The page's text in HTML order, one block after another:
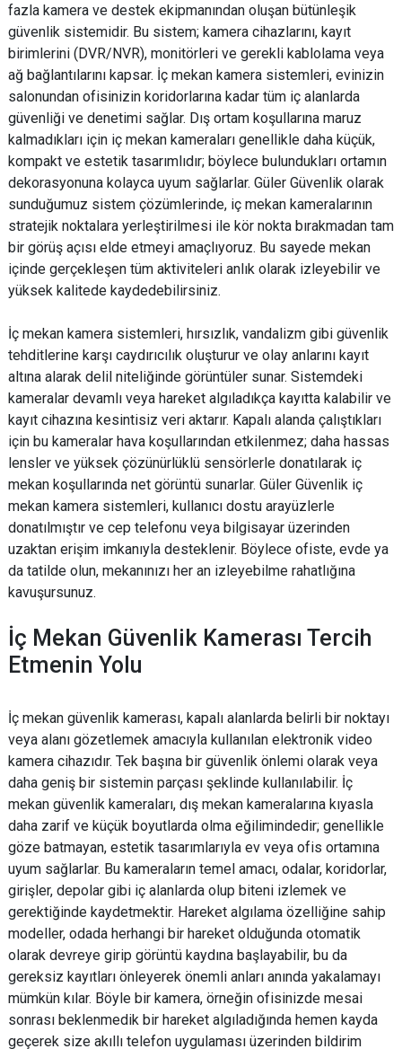
fazla kamera ve destek ekipmanından oluşan bütünleşik
güvenlik sistemidir. Bu sistem; kamera cihazlarını, kayıt
birimlerini (DVR/NVR), monitörleri ve gerekli kablolama veya
ağ bağlantılarını kapsar. İç mekan kamera sistemleri, evinizin
salonundan ofisinizin koridorlarına kadar tüm iç alanlarda
güvenliği ve denetimi sağlar. Dış ortam koşullarına maruz
kalmadıkları için iç mekan kameraları genellikle daha küçük,
kompakt ve estetik tasarımlıdır; böylece bulundukları ortamın
dekorasyonuna kolayca uyum sağlarlar. Güler Güvenlik olarak
sunduğumuz sistem çözümlerinde, iç mekan kameralarının
stratejik noktalara yerleştirilmesi ile kör nokta bırakmadan tam
bir görüş açısı elde etmeyi amaçlıyoruz. Bu sayede mekan
içinde gerçekleşen tüm aktiviteleri anlık olarak izleyebilir ve
yüksek kalitede kaydedebilirsiniz.
İç mekan kamera sistemleri, hırsızlık, vandalizm gibi güvenlik
tehditlerine karşı caydırıcılık oluşturur ve olay anlarını kayıt
altına alarak delil niteliğinde görüntüler sunar. Sistemdeki
kameralar devamlı veya hareket algıladıkça kayıtta kalabilir ve
kayıt cihazına kesintisiz veri aktarır. Kapalı alanda çalıştıkları
için bu kameralar hava koşullarından etkilenmez; daha hassas
lensler ve yüksek çözünürlüklü sensörlerle donatılarak iç
mekan koşullarında net görüntü sunarlar. Güler Güvenlik iç
mekan kamera sistemleri, kullanıcı dostu arayüzlerle
donatılmıştır ve cep telefonu veya bilgisayar üzerinden
uzaktan erişim imkanıyla desteklenir. Böylece ofiste, evde ya
da tatilde olun, mekanınızı her an izleyebilme rahatlığına
kavuşursunuz.
İç Mekan Güvenlik Kamerası Tercih
Etmenin Yolu
İç mekan güvenlik kamerası, kapalı alanlarda belirli bir noktayı
veya alanı gözetlemek amacıyla kullanılan elektronik video
kamera cihazıdır. Tek başına bir güvenlik önlemi olarak veya
daha geniş bir sistemin parçası şeklinde kullanılabilir. İç
mekan güvenlik kameraları, dış mekan kameralarına kıyasla
daha zarif ve küçük boyutlarda olma eğilimindedir; genellikle
göze batmayan, estetik tasarımlarıyla ev veya ofis ortamına
uyum sağlarlar. Bu kameraların temel amacı, odalar, koridorlar,
girişler, depolar gibi iç alanlarda olup biteni izlemek ve
gerektiğinde kaydetmektir. Hareket algılama özelliğine sahip
modeller, odada herhangi bir hareket olduğunda otomatik
olarak devreye girip görüntü kaydına başlayabilir, bu da
gereksiz kayıtları önleyerek önemli anları anında yakalamayı
mümkün kılar. Böyle bir kamera, örneğin ofisinizde mesai
sonrası beklenmedik bir hareket algıladığında hemen kayda
geçerek size akıllı telefon uygulaması üzerinden bildirim